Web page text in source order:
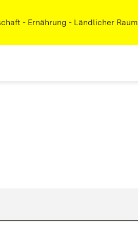
- Ernährung - Ländlicher Raum